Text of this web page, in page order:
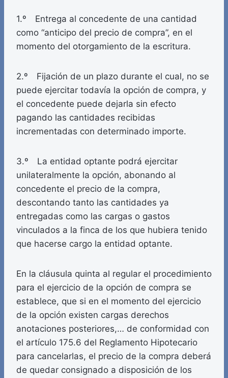
1.º Entrega al concedente de una cantidad
como “anticipo del precio de compra”, en el
momento del otorgamiento de la escritura.
2.º Fijación de un plazo durante el cual, no se
puede ejercitar todavía la opción de compra, y
el concedente puede dejarla sin efecto
pagando las cantidades recibidas
incrementadas con determinado importe.
3.º La entidad optante podrá ejercitar
unilateralmente la opción, abonando al
concedente el precio de la compra,
descontando tanto las cantidades ya
entregadas como las cargas o gastos
vinculados a la finca de los que hubiera tenido
que hacerse cargo la entidad optante.
En la cláusula quinta al regular el procedimiento
para el ejercicio de la opción de compra se
establece, que si en el momento del ejercicio
de la opción existen cargas derechos
anotaciones posteriores,… de conformidad con
el artículo 175.6 del Reglamento Hipotecario
para cancelarlas, el precio de la compra deberá
de quedar consignado a disposición de los